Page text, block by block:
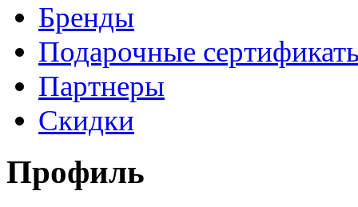
Бренды
Подарочные
Партнеры
Скидки
Профиль